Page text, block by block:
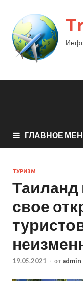
ГЛАВНОЕ
ТУРИЗМ
Таиланд
свое
19.05.2021 - от admin